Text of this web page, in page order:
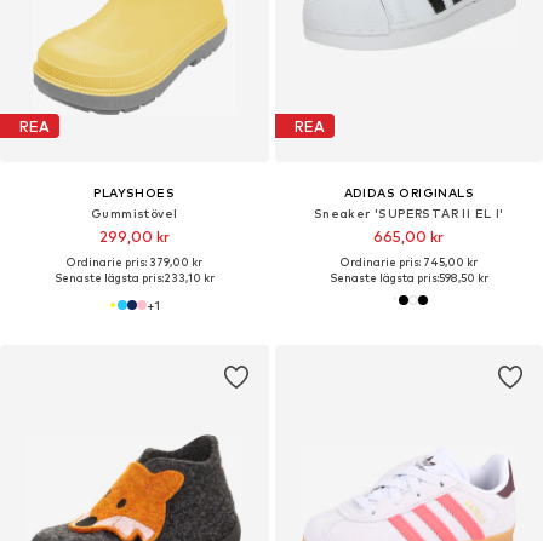
REA
PLAYSHOES
Gummistövel
299,00 kr
Ordinarie pris: 379,00 kr
Senaste lägsta pris:233,10 kr
+1
REA
ADIDAS ORIGINALS
Sneaker 'SUPERSTAR II EL I'
665,00 kr
Ordinarie pris: 745,00 kr
Senaste lägsta pris:598,50 kr